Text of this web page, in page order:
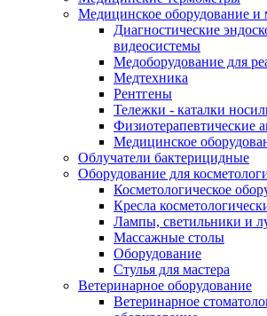
Медицинское оборудование и
Диагностические
видеосистемы
Медоборудование для
Медтехника
Рентгены
Тележки - каталки
Физиотерапевтические
Медицинское
Облучатели бактерицидные
Оборудование для
Косметологическое
Кресла
Лампы, светильники и
Массажные столы
Оборудование
Стулья для мастера
Ветеринарное оборудование
Ветеринарное